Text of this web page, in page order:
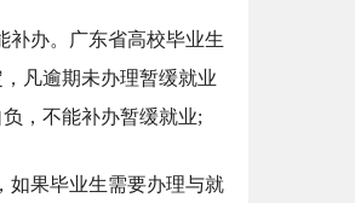
补办。广东省高校毕业生
凡逾期未办理暂缓就业
，不能补办暂缓就业;
如果毕业生需要办理与就